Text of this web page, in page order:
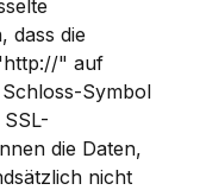
dass die
" auf
Symbol
die Daten,
nicht